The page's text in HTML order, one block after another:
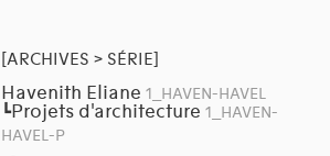
[ARCHIVES > SÉRIE]
Havenith Eliane 1_HAVEN-HAVEL
┗Projets d'architecture 1_HAVEN-
HAVEL-P